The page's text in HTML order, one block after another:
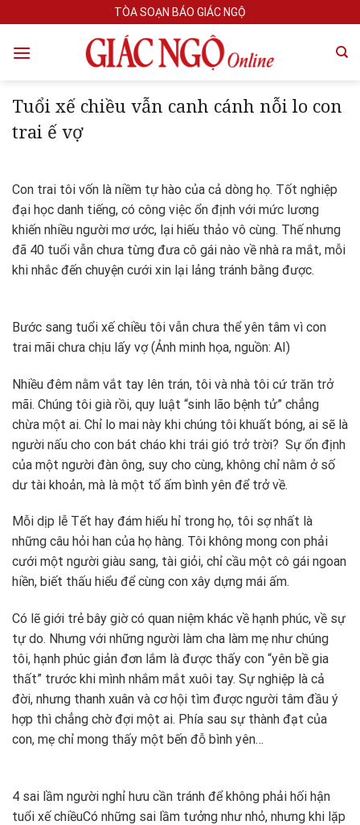
to
content
TÒA SOẠN BÁO GIÁC NGỘ
Tuổi xế chiều vẫn canh cánh nỗi lo con
trai ế vợ
Con trai tôi vốn là niềm tự hào của cả dòng họ. Tốt nghiệp
đại học danh tiếng, có công việc ổn định với mức lương
khiến nhiều người mơ ước, lại hiếu thảo vô cùng. Thế nhưng
đã 40 tuổi vẫn chưa từng đưa cô gái nào về nhà ra mắt, mỗi
khi nhắc đến chuyện cưới xin lại lảng tránh bằng được.
Bước sang tuổi xế chiều tôi vẫn chưa thể yên tâm vì con
trai mãi chưa chịu lấy vợ (Ảnh minh họa, nguồn: AI)
Nhiều đêm nằm vắt tay lên trán, tôi và nhà tôi cứ trăn trở
mãi. Chúng tôi già rồi, quy luật “sinh lão bệnh tử” chẳng
chừa một ai. Chỉ lo mai này khi chúng tôi khuất bóng, ai sẽ là
người nấu cho con bát cháo khi trái gió trở trời? Sự ổn định
của một người đàn ông, suy cho cùng, không chỉ nằm ở số
dư tài khoản, mà là một tổ ấm bình yên để trở về.
Mỗi dịp lễ Tết hay đám hiếu hỉ trong họ, tôi sợ nhất là
những câu hỏi han của họ hàng. Tôi không mong con phải
cưới một người giàu sang, tài giỏi, chỉ cầu một cô gái ngoan
hiền, biết thấu hiểu để cùng con xây dựng mái ấm.
Có lẽ giới trẻ bây giờ có quan niệm khác về hạnh phúc, về sự
tự do. Nhưng với những người làm cha làm mẹ như chúng
tôi, hạnh phúc giản đơn lắm là được thấy con “yên bề gia
thất” trước khi mình nhắm mắt xuôi tay. Sự nghiệp là cả
đời, nhưng thanh xuân và cơ hội tìm được người tâm đầu ý
hợp thì chẳng chờ đợi một ai. Phía sau sự thành đạt của
con, mẹ chỉ mong thấy một bến đỗ bình yên…
4 sai lầm người nghỉ hưu cần tránh để không phải hối hận
tuổi xế chiềuCó những sai lầm tưởng như nhỏ, nhưng khi lặp